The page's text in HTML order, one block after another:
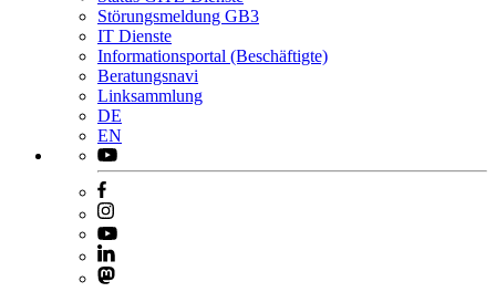
Störungsmeldung GB3
IT Dienste
Informationsportal (Beschäftigte)
Beratungsnavi
Linksammlung
DE
EN